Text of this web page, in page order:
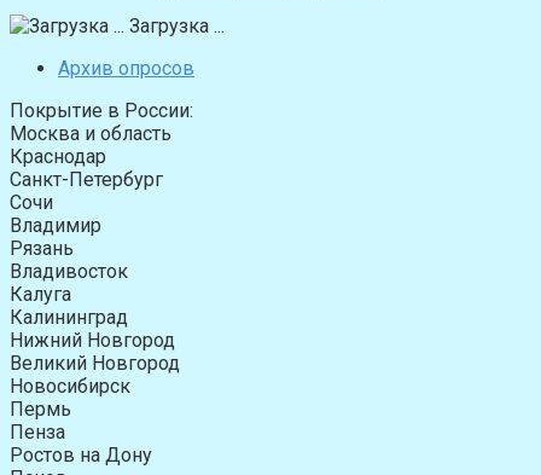
Загрузка ...
Архив опросов
Покрытие в России:
Москва и область
Краснодар
Санкт-Петербург
Сочи
Владимир
Рязань
Владивосток
Калуга
Калининград
Нижний Новгород
Великий Новгород
Новосибирск
Пермь
Пенза
Ростов на Дону